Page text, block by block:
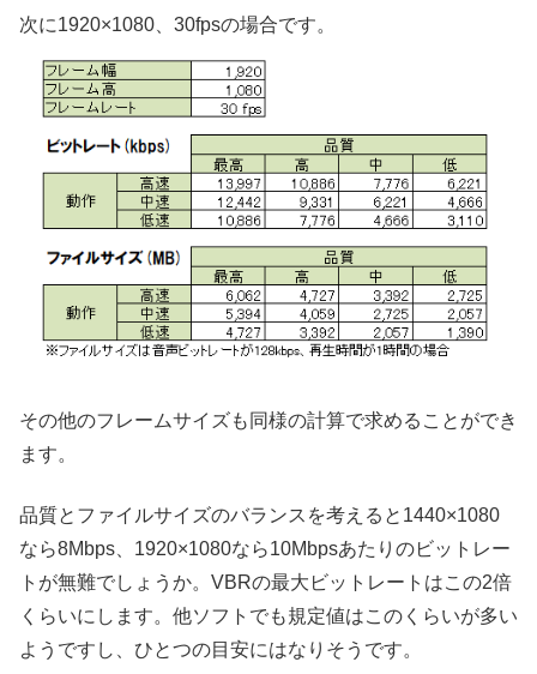
次に1920×1080、30fpsの場合です。
その他のフレームサイズも同様の計算で求めることができ
ます。
品質とファイルサイズのバランスを考えると1440×1080
なら8Mbps、1920×1080なら10Mbpsあたりのビットレー
トが無難でしょうか。VBRの最大ビットレートはこの2倍
くらいにします。他ソフトでも規定値はこのくらいが多い
ようですし、ひとつの目安にはなりそうです。